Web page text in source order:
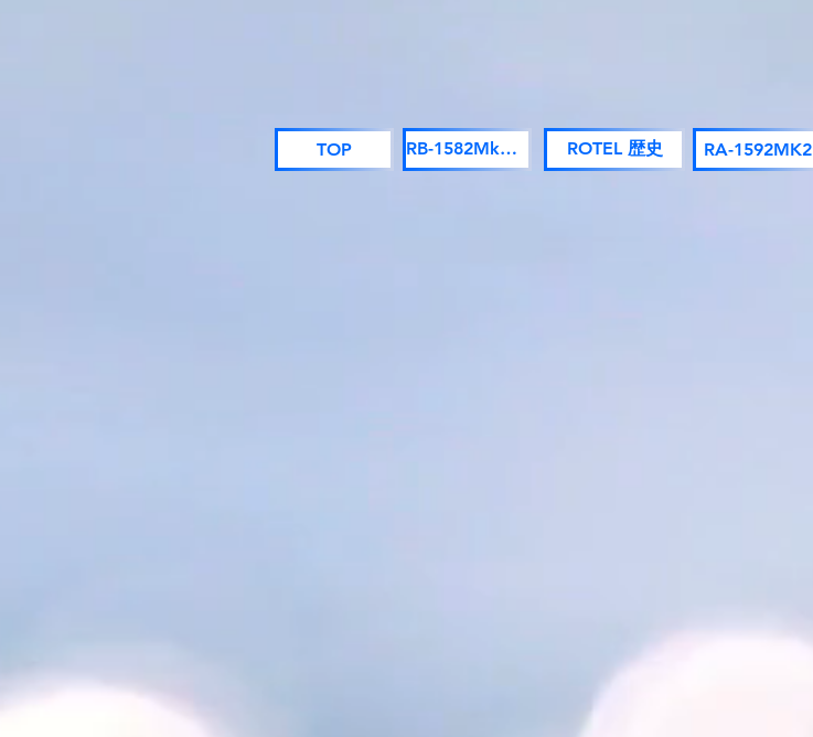
TOP RB-1582MkⅡLS ROTEL 歴史 RA-1592MK2